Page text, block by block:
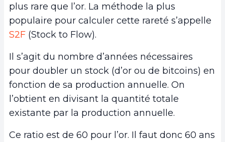
plus rare que l’or. La méthode la plus
populaire pour calculer cette rareté s’appelle
S2F (Stock to Flow).
Il s’agit du nombre d’années nécessaires
pour doubler un stock (d’or ou de bitcoins) en
fonction de sa production annuelle. On
l’obtient en divisant la quantité totale
existante par la production annuelle.
Ce ratio est de 60 pour l’or. Il faut donc 60 ans